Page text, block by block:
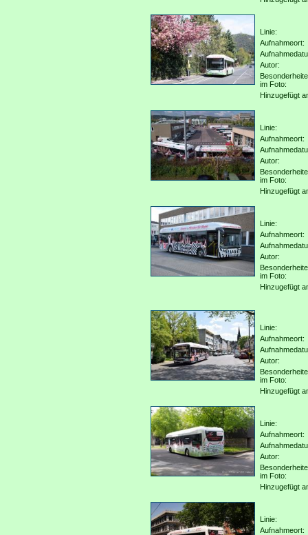
Linie:
Aufnahmeort:
Autor:
im Foto:
Hinzugefügt
Linie:
Aufnahmeort:
Autor:
im Foto:
Hinzugefügt
Linie:
Aufnahmeort:
Autor:
im Foto:
Hinzugefügt
Linie:
Aufnahmeort:
Autor:
im Foto:
Hinzugefügt
Linie:
Aufnahmeort:
Autor:
im Foto:
Hinzugefügt
Linie:
Aufnahmeort: